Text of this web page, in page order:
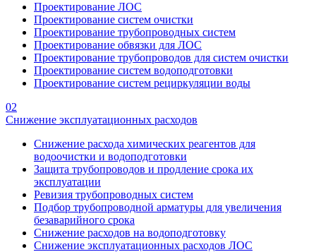
Проектирование ЛОС
Проектирование систем очистки
Проектирование трубопроводных систем
Проектирование обвязки для ЛОС
Проектирование трубопроводов для систем очистки
Проектирование систем водоподготовки
Проектирование систем рециркуляции воды
02
Снижение эксплуатационных расходов
Снижение расхода химических реагентов для
водоочистки и водоподготовки
Защита трубопроводов и продление срока их
эксплуатации
Ревизия трубопроводных систем
Подбор трубопроводной арматуры для увеличения
безаварийного срока
Снижение расходов на водоподготовку
Снижение эксплуатационных расходов ЛОС